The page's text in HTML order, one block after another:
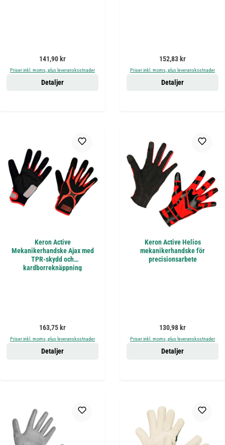
Ordinarie pris:
141,90 kr
Priser inkl. moms, plus leveranskostnader
Detaljer
Ordinarie pris:
152,83 kr
Priser inkl. moms, plus leveranskostnader
Detaljer
Keron Active
Mekanikerhandske Ajax med
TPR-skydd och
kardborreknäppning
Ordinarie pris:
163,75 kr
Priser inkl. moms, plus leveranskostnader
Detaljer
Keron Active Helios
mekanikerhandske för
precisionsarbete
Ordinarie pris:
130,98 kr
Priser inkl. moms, plus leveranskostnader
Detaljer